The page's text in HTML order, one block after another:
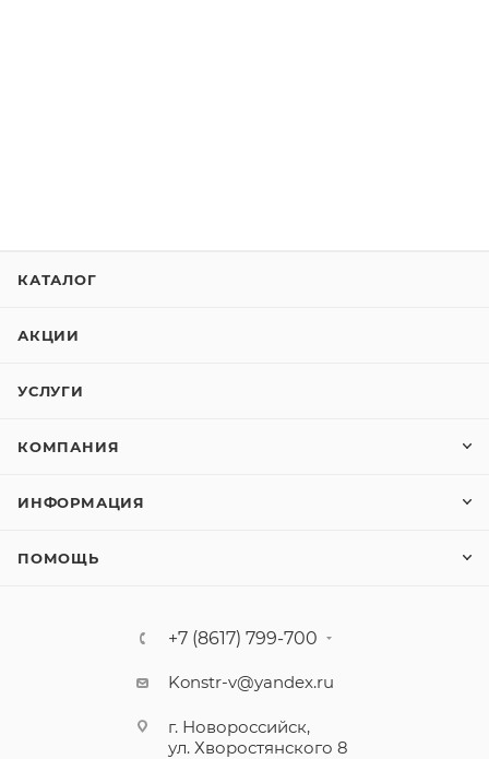
КАТАЛОГ
АКЦИИ
УСЛУГИ
КОМПАНИЯ
ИНФОРМАЦИЯ
ПОМОЩЬ
+7 (8617) 799-700
Konstr-v@yandex.ru
г. Новороссийск,
ул. Хворостянского 8